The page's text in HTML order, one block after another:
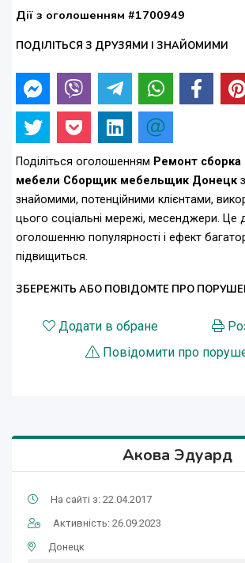
Дії з оголошенням #1700949
ПОДІЛІТЬСЯ З ДРУЗЯМИ І ЗНАЙОМИМИ
Поділіться оголошенням Ремонт сборка
мебели Сборщик мебельщик Донецк
знайомими, потенційними клієнтами,
цього соціальні мережі, месенджери. Це
оголошенню популярності і ефект
підвищиться.
ЗБЕРЕЖІТЬ АБО ПОВІДОМТЕ ПРО
Додати в обране
Повідомити про
Акова Эдуард
На сайті з: 22.04.2017
Активність: 26.09.2023
Донецк